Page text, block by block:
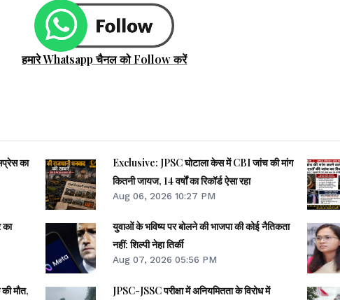
हमारे Whatsapp चैनल को Follow करें
का
का
मौत,
Exclusive: JPSC घोटाला केस में CBI जांच की मांग
कितनी जायज, 14 वर्षों का रिकॉर्ड ऐसा रहा
Aug 06, 2026 10:27 PM
युवाओं के भविष्य पर बोलने की भाजपा की कोई नैतिकता
नहीं: शिल्पी नेहा तिर्की
Aug 07, 2026 05:56 PM
JPSC-JSSC परीक्षा में अनियमितता के विरोध में